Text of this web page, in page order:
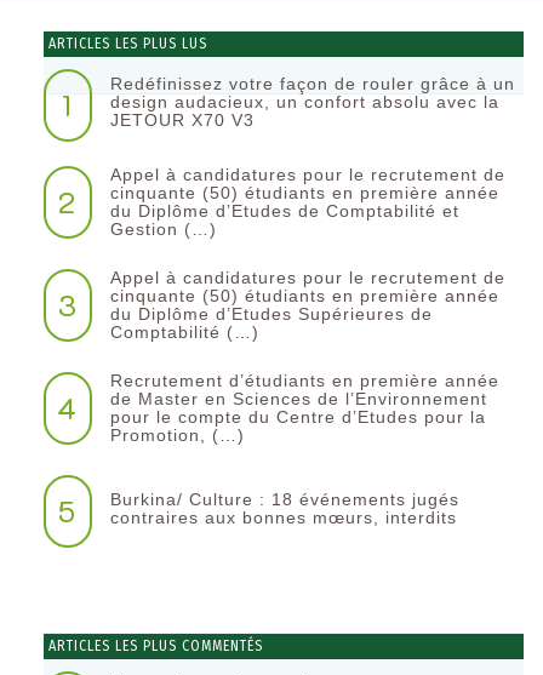
ARTICLES LES PLUS LUS
1
Redéfinissez votre façon de rouler grâce à un
design audacieux, un confort absolu avec la
JETOUR X70 V3
2
Appel à candidatures pour le recrutement de
cinquante (50) étudiants en première année
du Diplôme d’Etudes de Comptabilité et
Gestion (…)
3
Appel à candidatures pour le recrutement de
cinquante (50) étudiants en première année
du Diplôme d’Etudes Supérieures de
Comptabilité (…)
4
Recrutement d’étudiants en première année
de Master en Sciences de l’Environnement
pour le compte du Centre d’Etudes pour la
Promotion, (…)
5
Burkina/ Culture : 18 événements jugés
contraires aux bonnes mœurs, interdits
ARTICLES LES PLUS COMMENTÉS